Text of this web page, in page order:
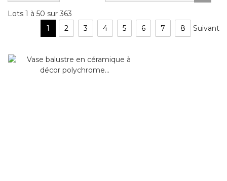
Lots 1 à 50 sur 363
1
2 3 4 5 6 7 8 Suivant